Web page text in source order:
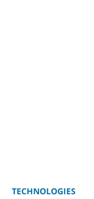
TECHNOLOGIES